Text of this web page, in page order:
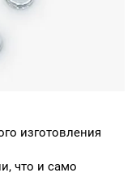
изготовления
что и само